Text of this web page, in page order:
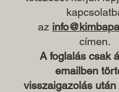
az
címen.
A foglalás csak
emailben
visszaigazolás